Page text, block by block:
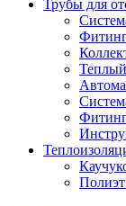
Трубы для